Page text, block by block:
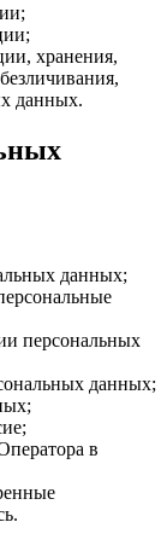
хранения,
данных.
данных;
персональных
данных;
в